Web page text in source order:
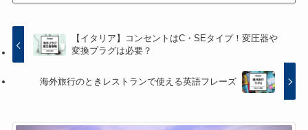
【イタリア】コンセントはC・SEタイプ！変圧器や
変換プラグは必要？
海外旅行のときレストランで使える英語フレーズ